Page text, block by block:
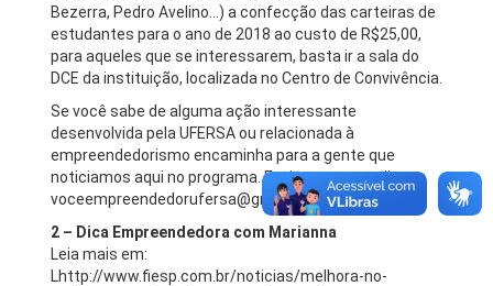
Bezerra, Pedro Avelino…) a confecção das carteiras de
estudantes para o ano de 2018 ao custo de R$25,00,
para aqueles que se interessarem, basta ir a sala do
DCE da instituição, localizada no Centro de Convivência.
Se você sabe de alguma ação interessante
desenvolvida pela UFERSA ou relacionada à
empreendedorismo encaminha para a gente que
noticiamos aqui no programa. Envie para o email:
voceempreendedorufersa@gmail.com
2 – Dica Empreendedora com Marianna
Leia mais em:
Lhttp://www.fiesp.com.br/noticias/melhora-no-